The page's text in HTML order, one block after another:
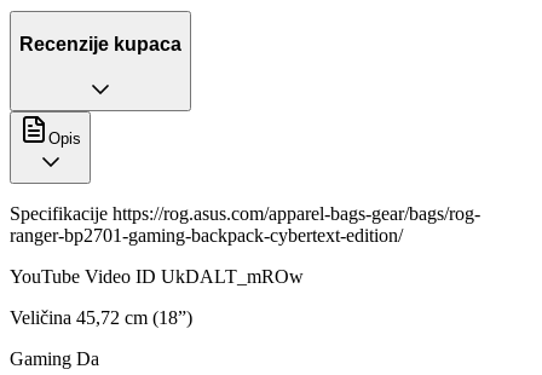
Recenzije kupaca
Opis
Specifikacije https://rog.asus.com/apparel-bags-gear/bags/rog-
ranger-bp2701-gaming-backpack-cybertext-edition/
YouTube Video ID UkDALT_mROw
Veličina 45,72 cm (18”)
Gaming Da